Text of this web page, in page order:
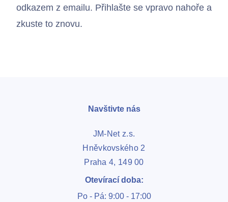
Kontakty
odkazem z emailu. Přihlašte se vpravo nahoře a
zkuste to znovu.
Navštivte nás
JM-Net z.s.
Hněvkovského 2
Praha 4, 149 00
Otevírací doba:
Po - Pá: 9:00 - 17:00